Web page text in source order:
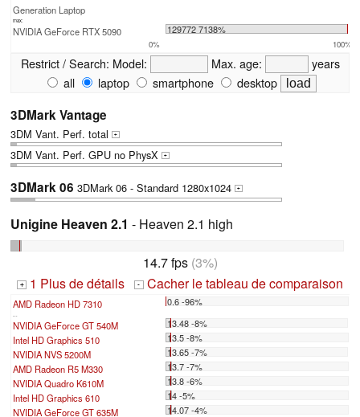
Generation Laptop
max:
NVIDIA GeForce RTX 5090 129772 7138%
0% 100%
Restrict / Search: Model: Max. age:
years
all
laptop smartphone desktop
3DMark Vantage
3DM Vant. Perf. total +
3DM Vant. Perf. GPU no PhysX +
3DMark 06 3DMark 06 - Standard 1280x1024 +
Unigine Heaven 2.1 - Heaven 2.1 high
14.7 fps(3%)
+ 1 Plus de détails - Cacher le tableau de comparaison
AMD Radeon HD 7310 0.6 -96%
...
NVIDIA GeForce GT 540M
13.48 -8%
Intel HD Graphics 510
13.5 -8%
NVIDIA NVS 5200M
13.65 -7%
AMD Radeon R5 M330
13.7 -7%
NVIDIA Quadro K610M
13.8 -6%
Intel HD Graphics 610
14 -5%
NVIDIA GeForce GT 635M
14.07 -4%